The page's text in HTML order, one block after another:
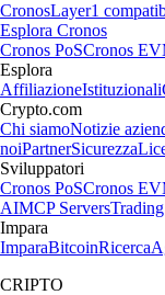
CronosLayer1
Esplora Cronos
Cronos PoSCronos
Esplora
AffiliazioneIstituzionali
Crypto.com
Chi siamoNotizie
noiPartnerSicurezza
Sviluppatori
Cronos PoSCronos
AIMCP Servers
Impara
ImparaBitcoinRicerca
CRIPTO